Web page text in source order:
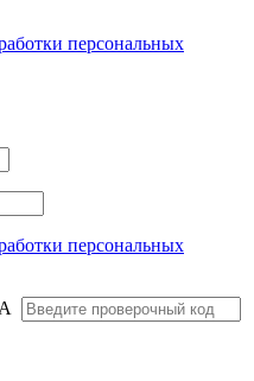
персональных
персональных